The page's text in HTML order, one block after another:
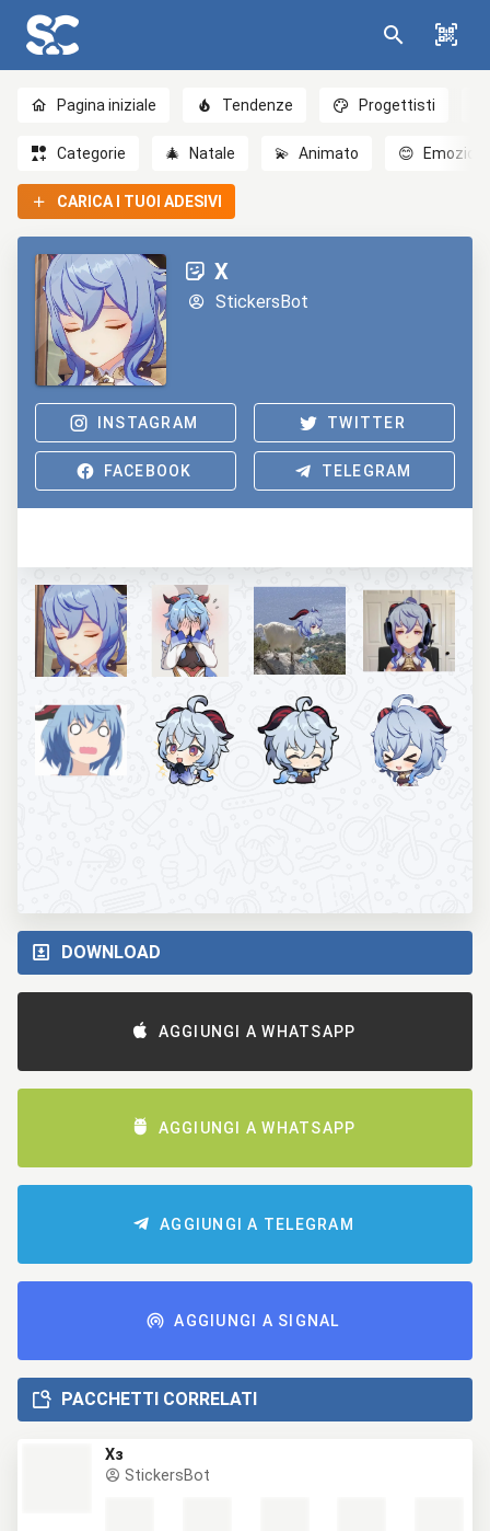
Pagina iniziale Tendenze Progettisti
Categorie 🎄 Natale 💫 Animato 😊 Emozioni
CARICA I TUOI ADESIVI
Х
StickersBot
INSTAGRAM TWITTER
FACEBOOK TELEGRAM
DOWNLOAD
AGGIUNGI A WHATSAPP
AGGIUNGI A WHATSAPP
AGGIUNGI A TELEGRAM
AGGIUNGI A SIGNAL
PACCHETTI CORRELATI
Хз
StickersBot